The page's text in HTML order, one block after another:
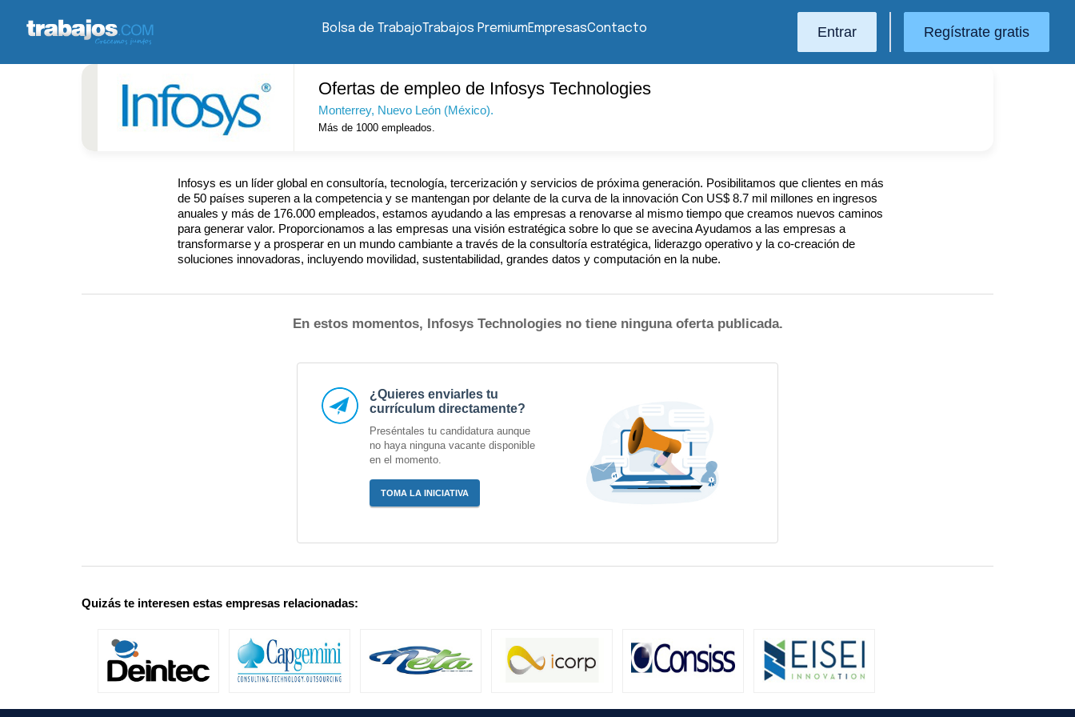
Bolsa de TrabajoTrabajos PremiumEmpresasContacto Entrar Regístrate gratis
Ofertas de empleo de Infosys Technologies
Monterrey, Nuevo León (México).
Más de 1000 empleados.
Infosys es un líder global en consultoría, tecnología, tercerización y servicios de próxima generación. Posibilitamos que clientes en más
de 50 países superen a la competencia y se mantengan por delante de la curva de la innovación Con US$ 8.7 mil millones en ingresos
anuales y más de 176.000 empleados, estamos ayudando a las empresas a renovarse al mismo tiempo que creamos nuevos caminos
para generar valor. Proporcionamos a las empresas una visión estratégica sobre lo que se avecina Ayudamos a las empresas a
transformarse y a prosperar en un mundo cambiante a través de la consultoría estratégica, liderazgo operativo y la co-creación de
soluciones innovadoras, incluyendo movilidad, sustentabilidad, grandes datos y computación en la nube.
En estos momentos, Infosys Technologies no tiene ninguna oferta publicada.
¿Quieres enviarles tu
currículum directamente?
Preséntales tu candidatura aunque
no haya ninguna vacante disponible
en el momento.
TOMA LA INICIATIVA
Quizás te interesen estas empresas relacionadas: